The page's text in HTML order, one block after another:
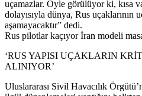
uçamazlar. Öyle görülüyor ki, kısa
dolayısıyla dünya, Rus uçaklarının
aşamayacaktır” dedi.
Rus pilotlar kaçıyor İran modeli
‘RUS YAPISI UÇAKLARIN
ALINIYOR’
Uluslararası Sivil Havacılık